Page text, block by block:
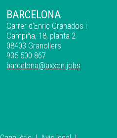
BARCELONA
Carrer d'Enric Granados i
Campiña, 18, planta 2
08403 Granollers
935 500 867
barcelona@axxon.jobs